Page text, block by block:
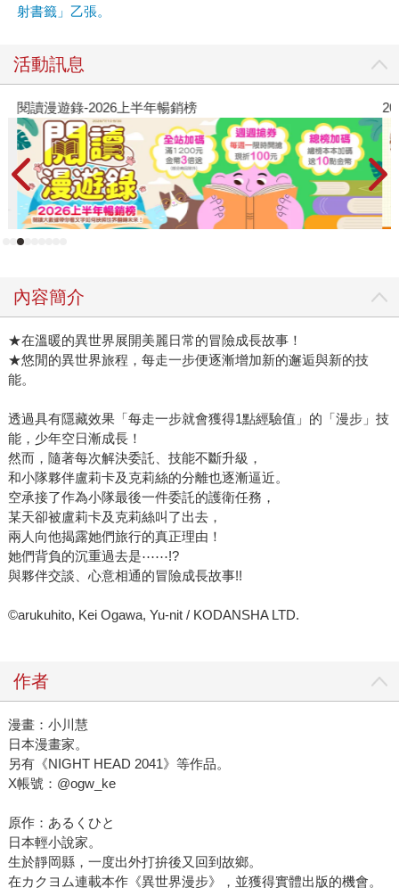
射書籤」乙張。
活動訊息
閱讀漫遊錄-2026上半年暢銷榜
內容簡介
★在溫暖的異世界展開美麗日常的冒險成長故事！
★悠閒的異世界旅程，每走一步便逐漸增加新的邂逅與新的技
能。
透過具有隱藏效果「每走一步就會獲得1點經驗值」的「漫步」技
能，少年空日漸成長！
然而，隨著每次解決委託、技能不斷升級，
和小隊夥伴盧莉卡及克莉絲的分離也逐漸逼近。
空承接了作為小隊最後一件委託的護衛任務，
某天卻被盧莉卡及克莉絲叫了出去，
兩人向他揭露她們旅行的真正理由！
她們背負的沉重過去是⋯⋯!?
與夥伴交談、心意相通的冒險成長故事!!
©arukuhito, Kei Ogawa, Yu-nit / KODANSHA LTD.
作者
漫畫：小川慧
日本漫畫家。
另有《NIGHT HEAD 2041》等作品。
X帳號：@ogw_ke
原作：あるくひと
日本輕小說家。
生於靜岡縣，一度出外打拚後又回到故鄉。
在カクヨム連載本作《異世界漫步》，並獲得實體出版的機會。